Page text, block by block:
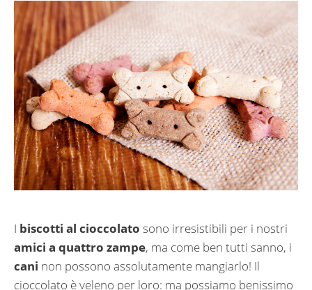
I biscotti al cioccolato sono irresistibili per i nostri
amici a quattro zampe, ma come ben tutti sanno, i
cani non possono assolutamente mangiarlo! Il
cioccolato è veleno per loro: ma possiamo benissimo